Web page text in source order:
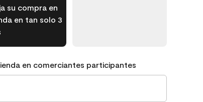
su compra en
en tan solo 3
en comerciantes participantes